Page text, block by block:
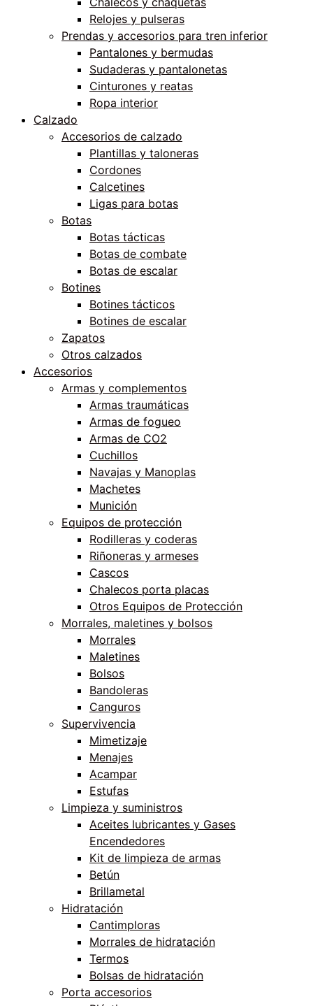
Relojes y pulseras
Prendas y accesorios para tren inferior
Pantalones y bermudas
Sudaderas y pantalonetas
Cinturones y reatas
Ropa interior
Calzado
Accesorios de calzado
Plantillas y taloneras
Cordones
Calcetines
Ligas para botas
Botas
Botas tácticas
Botas de combate
Botas de escalar
Botines
Botines tácticos
Botines de escalar
Zapatos
Otros calzados
Accesorios
Armas y complementos
Armas traumáticas
Armas de fogueo
Armas de CO2
Cuchillos
Navajas y Manoplas
Machetes
Munición
Equipos de protección
Rodilleras y coderas
Riñoneras y armeses
Cascos
Chalecos porta placas
Otros Equipos de Protección
Morrales, maletines y bolsos
Morrales
Maletines
Bolsos
Bandoleras
Canguros
Supervivencia
Mimetizaje
Menajes
Acampar
Estufas
Limpieza y suministros
Aceites lubricantes y Gases
Encendedores
Kit de limpieza de armas
Betún
Brillametal
Hidratación
Cantimploras
Morrales de hidratación
Termos
Bolsas de hidratación
Porta accesorios